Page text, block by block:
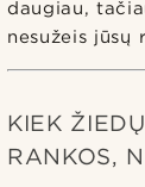
daugiau,
nesužeis
KIEK
RANKOS,